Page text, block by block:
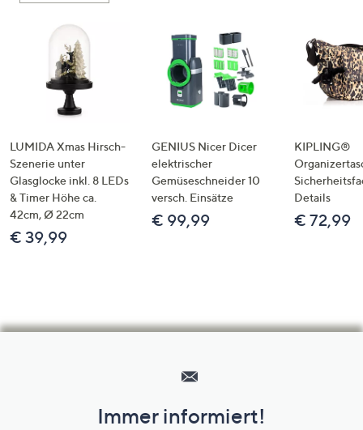
LUMIDA Xmas Hirsch-
Szenerie unter
Glasglocke inkl. 8 LEDs
& Timer Höhe ca.
42cm, Ø 22cm
€ 39,99
GENIUS Nicer Dicer
elektrischer
Gemüseschneider 10
versch. Einsätze
€ 99,99
KIPLING®
Details
€ 72,99
Unternehmensinformationen
Immer informiert!